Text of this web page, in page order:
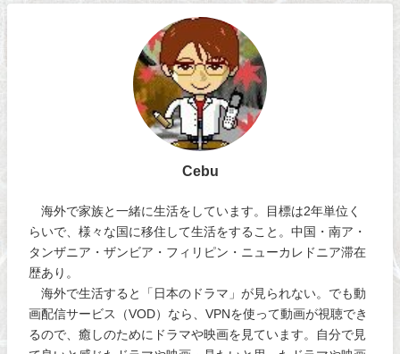
Cebu
海外で家族と一緒に生活をしています。目標は2年単位く
らいで、様々な国に移住して生活をすること。中国・南ア・
タンザニア・ザンビア・フィリピン・ニューカレドニア滞在
歴あり。
海外で生活すると「日本のドラマ」が見られない。でも動
画配信サービス（VOD）なら、VPNを使って動画が視聴でき
るので、癒しのためにドラマや映画を見ています。自分で見